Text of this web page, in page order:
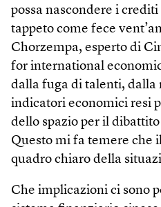
possa nascondere i
tappeto come fece
Chorzempa, esperto di
for international
dalla fuga di talenti, dalla
indicatori economici resi
dello spazio per il
Questo mi fa temere che
quadro chiaro della
Che implicazioni ci sono